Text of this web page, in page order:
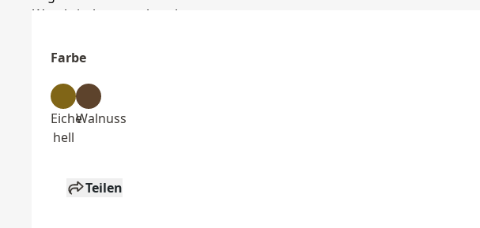
Farbe
Eiche
hell
Walnuss
Teilen